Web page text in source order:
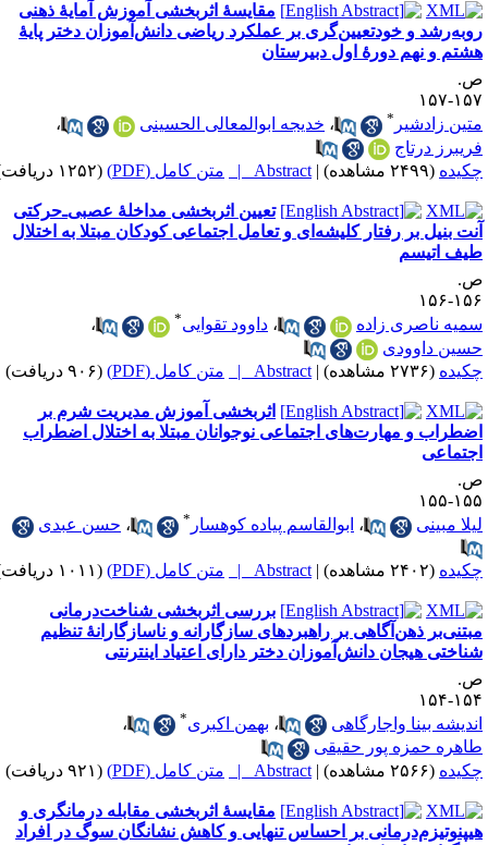
مقایسهٔ اثربخشی آموزش آمایهٔ ذهنی
و خودتعیین‌گری بر عملکرد ریاضی دانش‌آموزان دختر پایهٔ
و نهم دورهٔ اول دبیرستان
۱۵۷
زادشیر
،خدیجه ابوالمعالی الحسینی
،
درتاج
(۲۴۹۹ مشاهده) |
Abstract | متن کامل (PDF) (۱۲۵۲ دریافت)
تعیین اثربخشی مداخلهٔ عصبی‌ـ‌حرکتی
بنیل بر رفتار کلیشه‌ای و تعامل اجتماعی کودکان مبتلا به اختلال
اتیسم
۱۵۶
ناصری زاده
،داوود تقوایی
،
داوودی
(۲۷۳۶ مشاهده) |
Abstract | متن کامل (PDF) (۹۰۶ دریافت)
اثربخشی آموزش مدیریت شرم بر
و مهارت‌های اجتماعی نوجوانان مبتلا به اختلال اضطراب
۱۵۵
مبینی
،ابوالقاسم پیاده کوهسار* ،حسن عبدی
(۲۴۰۲ مشاهده) |
Abstract | متن کامل (PDF) (۱۰۱۱ دریافت)
بررسی اثربخشی شناخت‌درمانی
ذهن‌آگاهی بر راهبردهای سازگارانه و ناسازگارانهٔ تنظیم
هیجان دانش‌آموزان دختر دارای اعتیاد اینترنتی
۱۵۴
بینا واجارگاهی
،بهمن اکبری
،
حمزه پور حقیقی
(۲۵۶۶ مشاهده) |
Abstract | متن کامل (PDF) (۹۲۱ دریافت)
مقایسهٔ اثربخشی مقابله‌ درمانگری و
بر احساس تنهایی و کاهش نشانگان سوگ در افراد